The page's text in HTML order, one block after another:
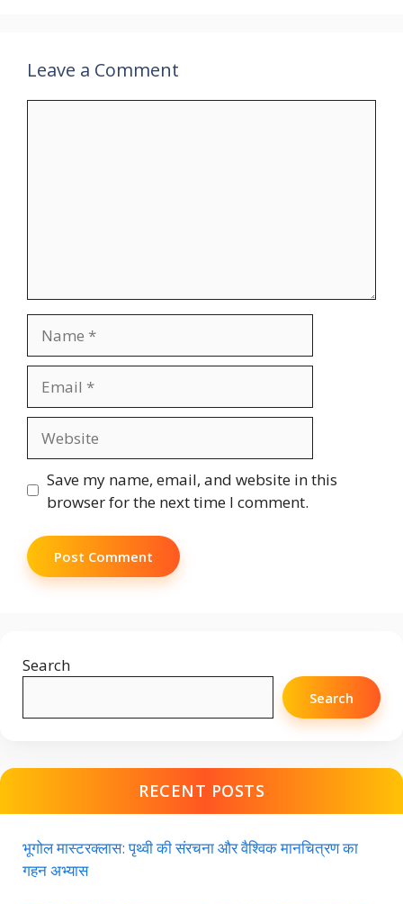
Leave a Comment
Save my name, email, and website in this
browser for the next time I comment.
Search
Search
RECENT POSTS
भूगोल मास्टरक्लास: पृथ्वी की संरचना और वैश्विक मानचित्रण का
गहन अभ्यास